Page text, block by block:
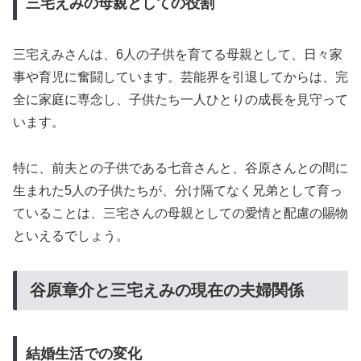
三宅えみさんは、6人の子供を育てる母親として、日々家
事や育児に奮闘しています。芸能界を引退してからは、完
全に家庭に専念し、子供たち一人ひとりの成長を見守って
います。
特に、前夫との子供である七音さんと、谷原さんとの間に
生まれた5人の子供たちが、分け隔てなく兄弟として育っ
ていることは、三宅さんの母親としての愛情と配慮の賜物
といえるでしょう。
谷原章介と三宅えみの現在の夫婦関係
結婚生活での変化